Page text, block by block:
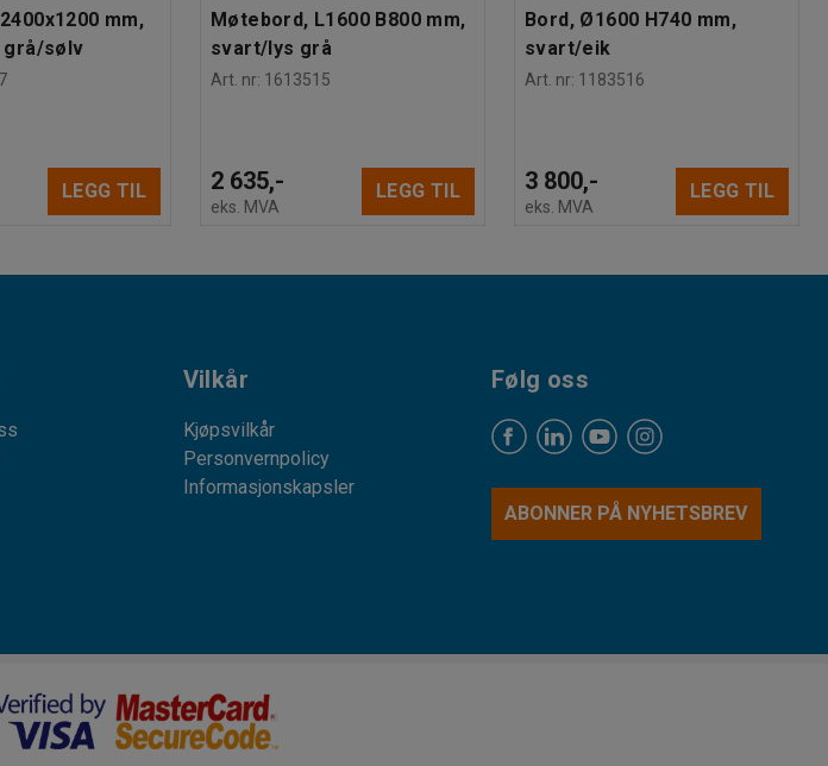
mm,
sølv
LEGG TIL
Møtebord, L1600 B800 mm,
svart/lys grå
Art. nr: 1613515
2 635,-
eks. MVA
LEGG TIL
Bord, Ø1600 H740 mm,
svart/eik
Art. nr: 1183516
3 800,-
eks. MVA
LEGG TIL
Vilkår
Kjøpsvilkår
Personvernpolicy
Informasjonskapsler
Følg oss
ABONNER PÅ NYHETSBREV